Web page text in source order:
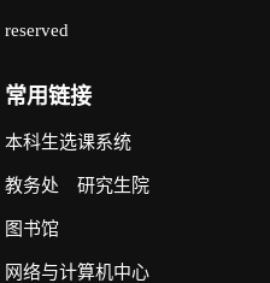
reserved
常用链接
本科生选课系统
教务处 研究生院
图书馆
网络与计算机中心